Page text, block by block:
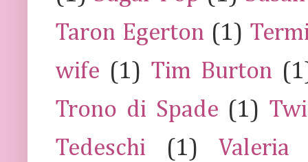
Taron Egerton (1)
wife (1) Tim Burton
Trono di Spade (1)
Tedeschi
(1) Valeria